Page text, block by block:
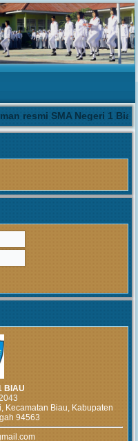
resmi SMA Negeri 1
BIAU
Kecamatan Biau, Kabupaten
94563